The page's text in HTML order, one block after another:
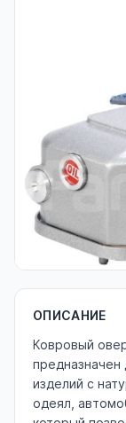
ОПИСАНИЕ
Ковровый
предназначен
изделий с
одеял,